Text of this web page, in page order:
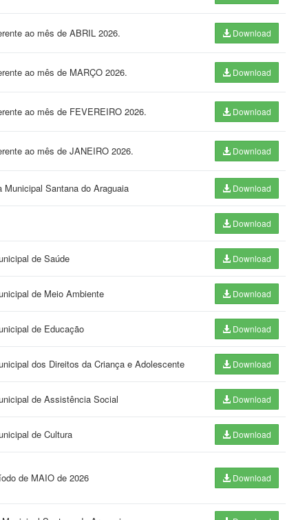
ao mês de ABRIL 2026. Download
ao mês de MARÇO 2026. Download
ao mês de FEVEREIRO 2026. Download
ao mês de JANEIRO 2026. Download
Santana do Araguaia Download
Download
de Saúde Download
de Meio Ambiente Download
de Educação Download
dos Direitos da Criança e Adolescente Download
de Assistência Social Download
de Cultura Download
de MAIO de 2026 Download